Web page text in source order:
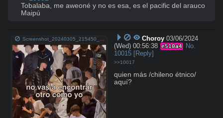
Tobalaba, me aweoné y no es esa, es el pacific del arauco
Maipú
Choroy 03/06/2024
(Wed) 00:56:38 e510a4
No.
10015 [Reply]
>>10017
quien más /chileno étnico/
aquí?